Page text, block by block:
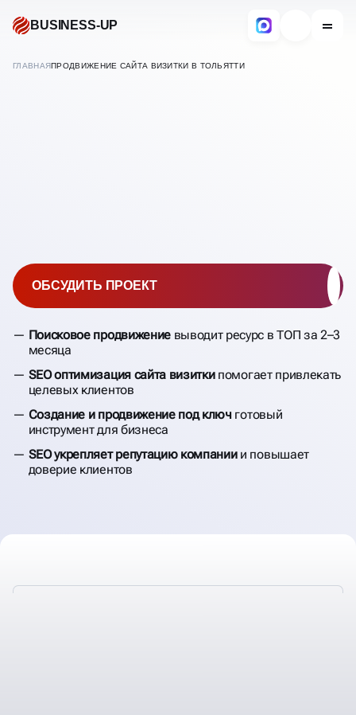
BUSINESS-UP
ГЛАВНАЯПРОДВИЖЕНИЕ САЙТА ВИЗИТКИ В ТОЛЬЯТТИ
САЙТА-ВИЗИТКИ
Поисковое продвижениевыводит ресурс в ТОП за 2–3
месяца
SEO оптимизация сайта визиткипомогает привлекать
целевых клиентов
Создание и продвижение под ключготовый
инструмент для бизнеса
SEO укрепляет репутацию компаниии повышает
доверие клиентов
ОБСУДИТЬ ПРОЕКТ